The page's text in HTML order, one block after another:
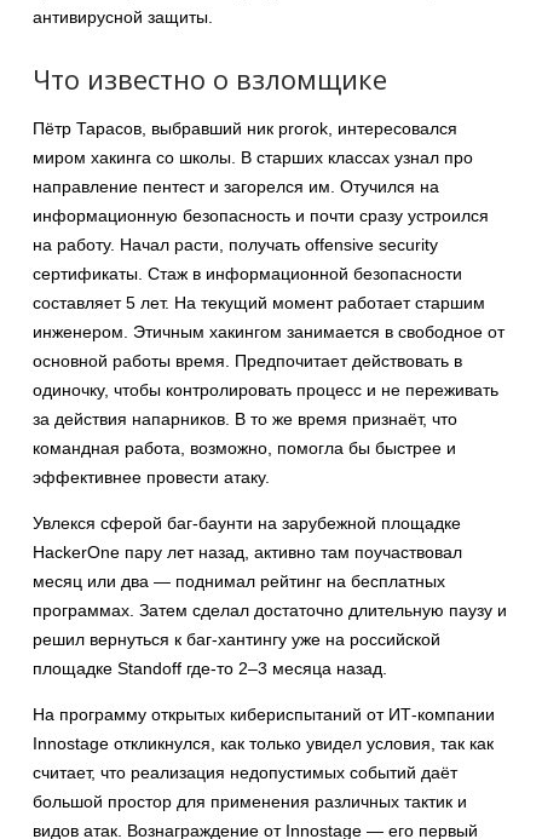
антивирусной защиты.
Что известно о взломщике
Пётр Тарасов, выбравший ник prorok, интересовался
миром хакинга со школы. В старших классах узнал про
направление пентест и загорелся им. Отучился на
информационную безопасность и почти сразу устроился
на работу. Начал расти, получать offensive security
сертификаты. Стаж в информационной безопасности
составляет 5 лет. На текущий момент работает старшим
инженером. Этичным хакингом занимается в свободное от
основной работы время. Предпочитает действовать в
одиночку, чтобы контролировать процесс и не переживать
за действия напарников. В то же время признаёт, что
командная работа, возможно, помогла бы быстрее и
эффективнее провести атаку.
Увлекся сферой баг-баунти на зарубежной площадке
HackerOne пару лет назад, активно там поучаствовал
месяц или два — поднимал рейтинг на бесплатных
программах. Затем сделал достаточно длительную паузу и
решил вернуться к баг-хантингу уже на российской
площадке Standoff где-то 2–3 месяца назад.
На программу открытых кибериспытаний от ИТ-компании
Innostage откликнулся, как только увидел условия, так как
считает, что реализация недопустимых событий даёт
большой простор для применения различных тактик и
видов атак. Вознаграждение от Innostage — его первый